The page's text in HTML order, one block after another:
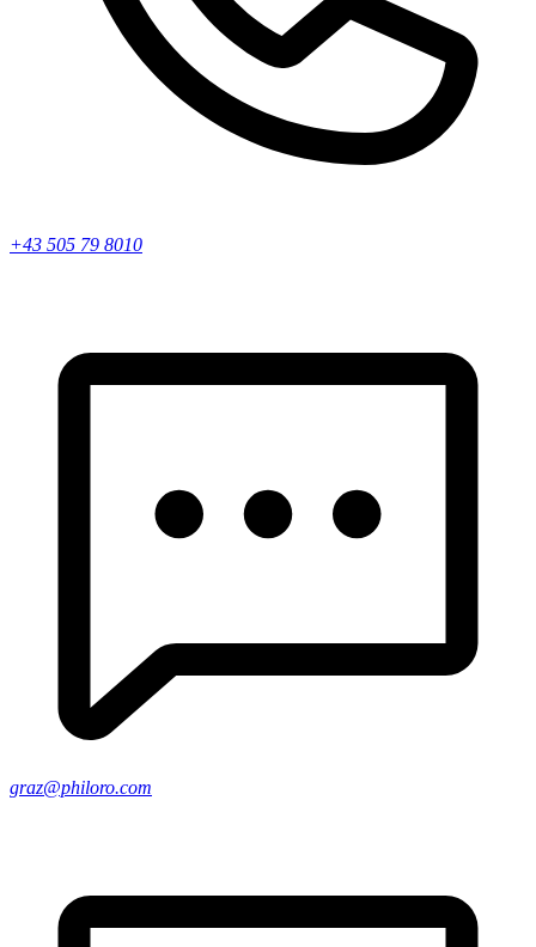
+43 505 79 8010
graz@philoro.com